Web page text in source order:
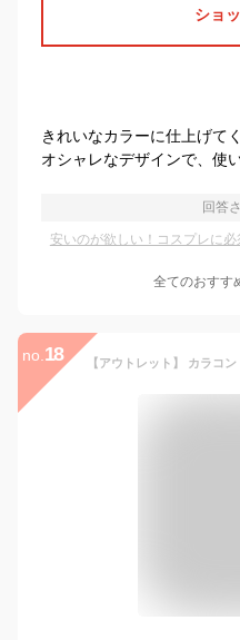
ショ
きれいなカラーに仕上げて
オシャレなデザインで、使
回答
安いのが欲しい！コスプレに
全てのおすす
no. 18